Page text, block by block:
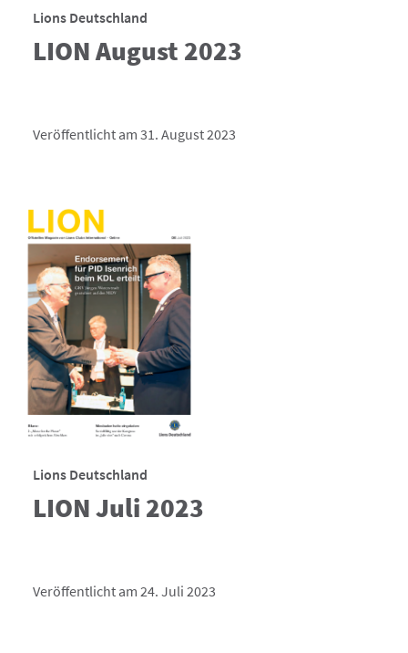
Lions Deutschland
LION August 2023
Veröffentlicht am 31. August 2023
Lions Deutschland
LION Juli 2023
Veröffentlicht am 24. Juli 2023